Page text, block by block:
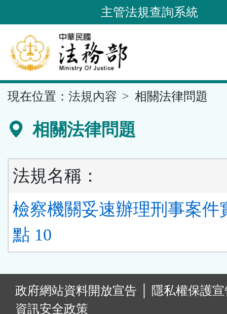
到
要
內
容
區
主管法規查詢系統
現在位置： 法規內容 相關法律問題
相關法律問題
法規名稱：
檢察機關妥速辦理刑事案件
點 10
政府網站資料開放宣告
隱私權保護
資訊安全政策